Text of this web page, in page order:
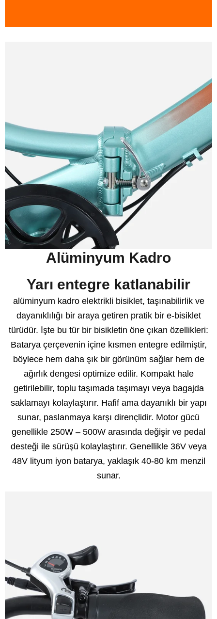
Alüminyum Kadro
Yarı entegre katlanabilir
alüminyum kadro elektrikli bisiklet, taşınabilirlik ve
dayanıklılığı bir araya getiren pratik bir e-bisiklet
türüdür. İşte bu tür bir bisikletin öne çıkan özellikleri:
Batarya çerçevenin içine kısmen entegre edilmiştir,
böylece hem daha şık bir görünüm sağlar hem de
ağırlık dengesi optimize edilir. Kompakt hale
getirilebilir, toplu taşımada taşımayı veya bagajda
saklamayı kolaylaştırır. Hafif ama dayanıklı bir yapı
sunar, paslanmaya karşı dirençlidir. Motor gücü
genellikle 250W – 500W arasında değişir ve pedal
desteği ile sürüşü kolaylaştırır. Genellikle 36V veya
48V lityum iyon batarya, yaklaşık 40-80 km menzil
sunar.